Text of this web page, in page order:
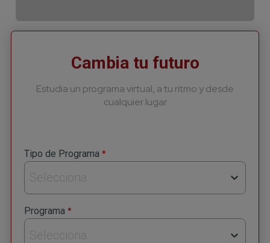
Cambia tu futuro
Estudia un programa virtual, a tu ritmo y desde
cualquier lugar
Tipo de Programa *
Selecciona
Programa *
Selecciona